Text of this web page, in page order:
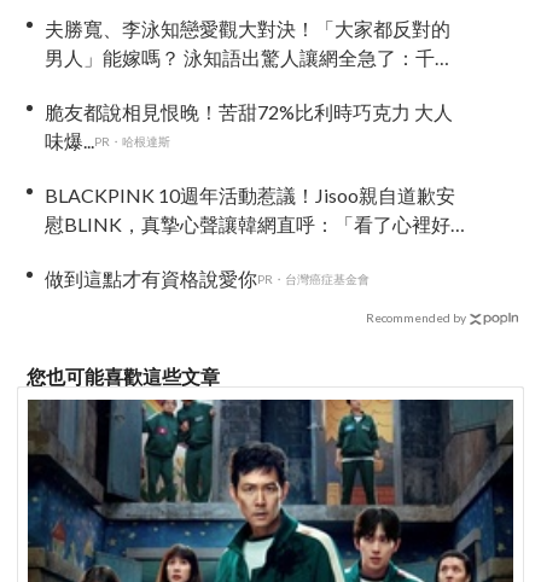
夫勝寬、李泳知戀愛觀大對決！「大家都反對的
男人」能嫁嗎？ 泳知語出驚人讓網全急了：千萬
脆友都說相見恨晚！苦甜72%比利時巧克力 大人
味爆...PR・哈根達斯
BLACKPINK 10週年活動惹議！Jisoo親自道歉安
慰BLINK，真摯心聲讓韓網直呼：「看了心裡好
做到這點才有資格說愛你PR・台灣癌症基金會
Recommended by
您也可能喜歡這些文章